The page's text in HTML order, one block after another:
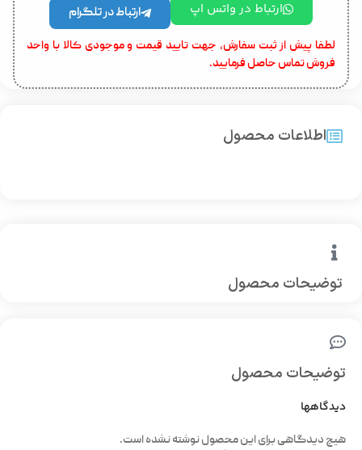
ارتباط در واتس اپ ارتباط در تلگرام
لطفا پیش از ثبت سفارش، جهت تایید قیمت و موجودی کالا با واحد
فروش تماس حاصل فرمایید.
توضیحات محصول
اطلاعات محصول
توضیحات محصول
دیدگاهها
هیچ دیدگاهی برای این محصول نوشته نشده است.